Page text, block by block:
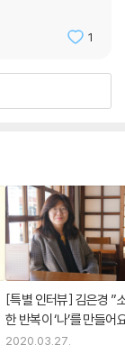
1
[특별 인터뷰] 김은경 ”
한 반복이 ‘나’를 만들어
2020.03.27.